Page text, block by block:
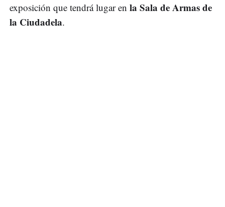
exposición que tendrá lugar en la Sala de Armas de
la Ciudadela.